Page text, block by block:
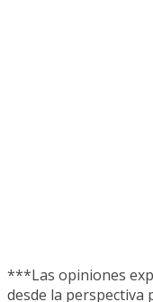
***Las opiniones
desde la perspectiva